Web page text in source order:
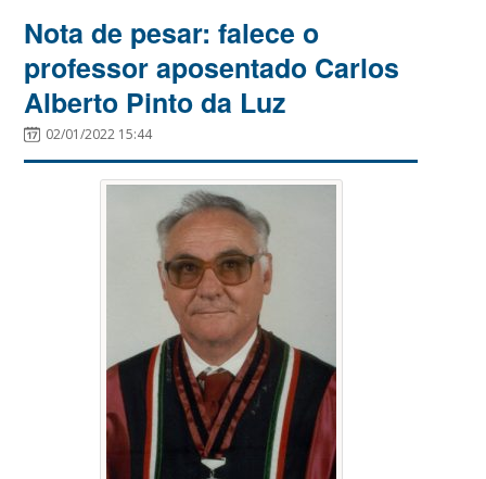
Nota de pesar: falece o
professor aposentado Carlos
Alberto Pinto da Luz
02/01/2022 15:44